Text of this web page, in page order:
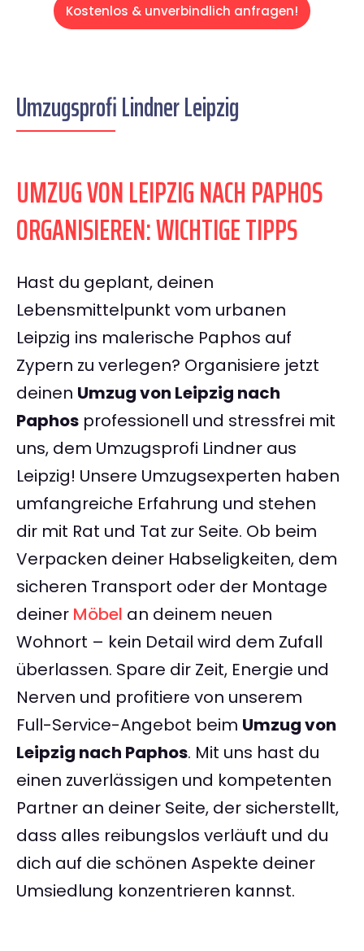
Kostenlos & unverbindlich anfragen!
Umzugsprofi Lindner Leipzig
UMZUG VON LEIPZIG NACH PAPHOS
ORGANISIEREN: WICHTIGE TIPPS
Hast du geplant, deinen
Lebensmittelpunkt vom urbanen
Leipzig ins malerische Paphos auf
Zypern zu verlegen? Organisiere jetzt
deinen Umzug von Leipzig nach
Paphos professionell und stressfrei mit
uns, dem Umzugsprofi Lindner aus
Leipzig! Unsere Umzugsexperten haben
umfangreiche Erfahrung und stehen
dir mit Rat und Tat zur Seite. Ob beim
Verpacken deiner Habseligkeiten, dem
sicheren Transport oder der Montage
deiner Möbel an deinem neuen
Wohnort – kein Detail wird dem Zufall
überlassen. Spare dir Zeit, Energie und
Nerven und profitiere von unserem
Full-Service-Angebot beim Umzug von
Leipzig nach Paphos. Mit uns hast du
einen zuverlässigen und kompetenten
Partner an deiner Seite, der sicherstellt,
dass alles reibungslos verläuft und du
dich auf die schönen Aspekte deiner
Umsiedlung konzentrieren kannst.